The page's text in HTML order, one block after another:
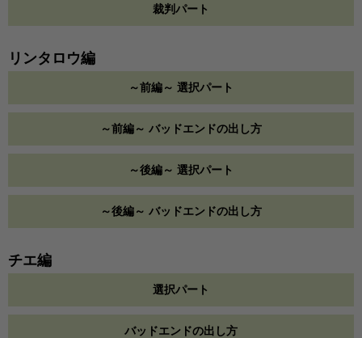
裁判パート
リンタロウ編
～前編～ 選択パート
～前編～ バッドエンドの出し方
～後編～ 選択パート
～後編～ バッドエンドの出し方
チエ編
選択パート
バッドエンドの出し方